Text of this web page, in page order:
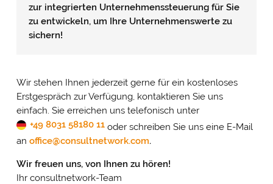
zur integrierten Unternehmenssteuerung für Sie
zu entwickeln, um Ihre Unternehmenswerte zu
sichern!
Wir stehen Ihnen jederzeit gerne für ein kostenloses
Erstgespräch zur Verfügung, kontaktieren Sie uns
einfach. Sie erreichen uns telefonisch unter
+49 8031 58180 11 oder schreiben Sie uns eine E-Mail
an office@consultnetwork.com.
Wir freuen uns, von Ihnen zu hören!
Ihr consultnetwork-Team